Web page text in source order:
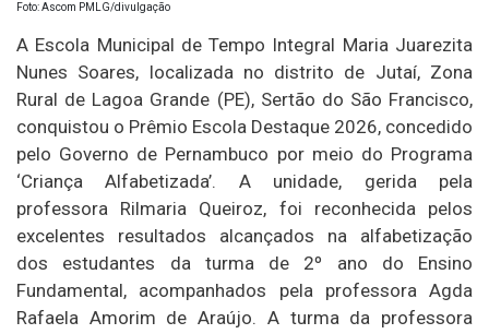
Foto: Ascom PMLG/divulgação
A Escola Municipal de Tempo Integral Maria Juarezita
Nunes Soares, localizada no distrito de Jutaí, Zona
Rural de Lagoa Grande (PE), Sertão do São Francisco,
conquistou o Prêmio Escola Destaque 2026, concedido
pelo Governo de Pernambuco por meio do Programa
‘Criança Alfabetizada’. A unidade, gerida pela
professora Rilmaria Queiroz, foi reconhecida pelos
excelentes resultados alcançados na alfabetização
dos estudantes da turma de 2º ano do Ensino
Fundamental, acompanhados pela professora Agda
Rafaela Amorim de Araújo. A turma da professora